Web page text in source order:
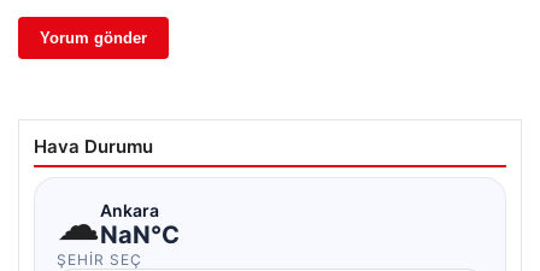
Hava Durumu
☁Ankara
NaN°C
ŞEHIR SEÇ